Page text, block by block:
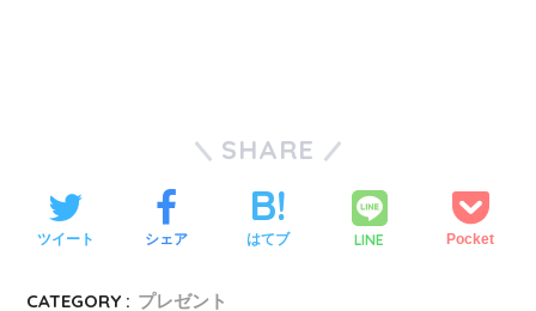
SHARE
ツイート シェア はてブ LINE Pocket
CATEGORY : プレゼント